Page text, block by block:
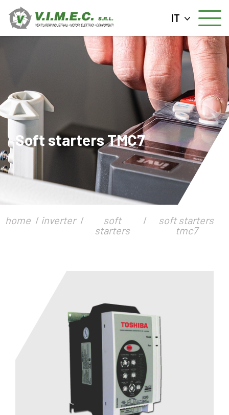
IT
Soft starters TMC7
home inverter
soft
starters
soft starters
tmc7